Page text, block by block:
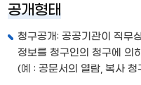
공개형태
청구공개: 공공기관이 직무
정보를 청구인의 청구에 의
(예 : 공문서의 열람, 복사 청